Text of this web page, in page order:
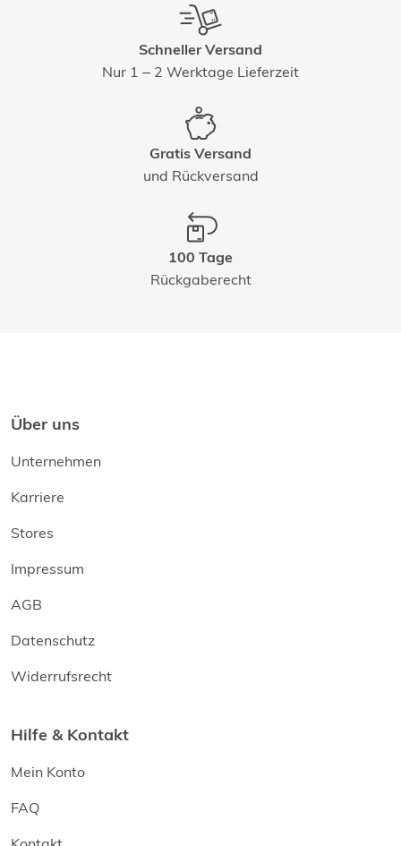
Schneller Versand
Nur 1 – 2 Werktage Lieferzeit
Gratis Versand
und Rückversand
100 Tage
Rückgaberecht
Über uns
Unternehmen
Karriere
Stores
Impressum
AGB
Datenschutz
Widerrufsrecht
Hilfe & Kontakt
Mein Konto
FAQ